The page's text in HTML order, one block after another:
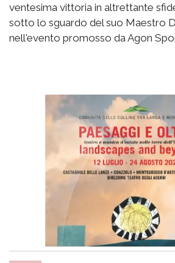
ventesima vittoria in altrettante
sotto lo sguardo del suo Maestro
nell'evento promosso da Agon